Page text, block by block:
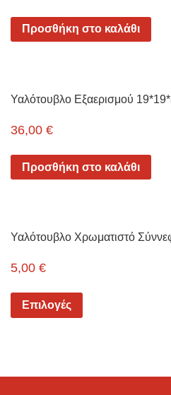
Προσθήκη στο καλάθι
Υαλότουβλο Εξαερισμού
36,00 €
Προσθήκη στο καλάθι
Υαλότουβλο Χρωματιστό
5,00 €
Επιλογές